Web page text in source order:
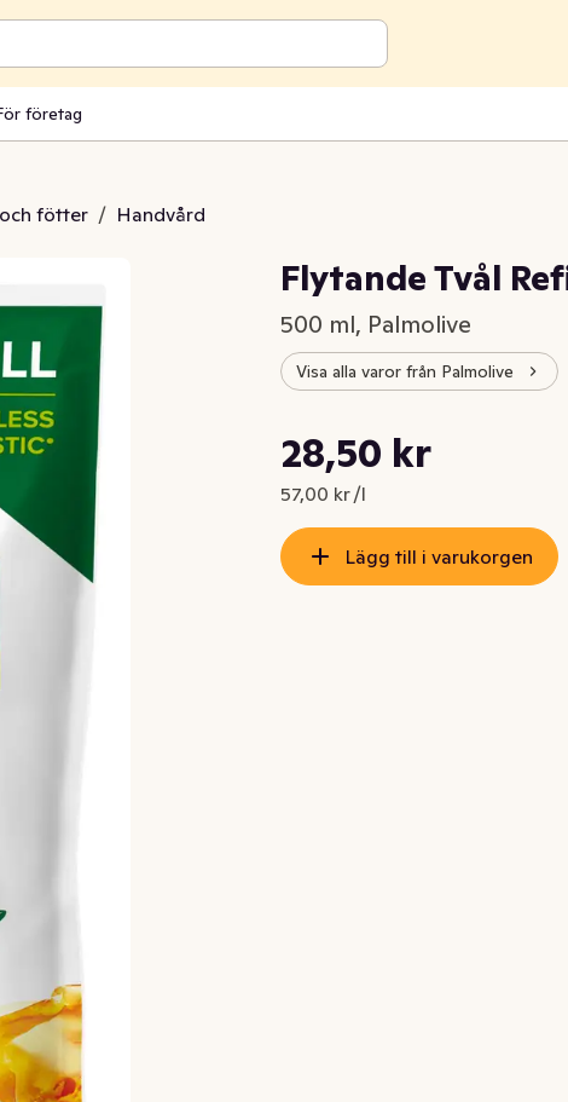
företag
fötter / Handvård
Flytande Tvål
500 ml, Palmolive
Visa alla varor från Palmolive
Nuvarande pris är: 28,50 kr
28,50 kr
57,00 kr /l
Styckpris: 57,00 kr /l
Lägg till i varukorgen